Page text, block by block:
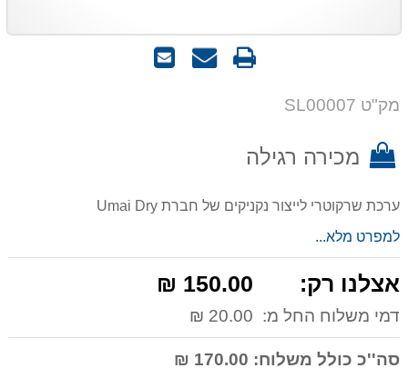
שלח
שאל
מק"ט SL00007
מכירה רגילה
ערכת שרקוטרי לייצור נקניקים של חברת Umai Dry
למפרט מלא...
אצלנו רק: 150.00 ₪
דמי משלוח החל מ: 20.00 ₪
סה''כ כולל משלוח: